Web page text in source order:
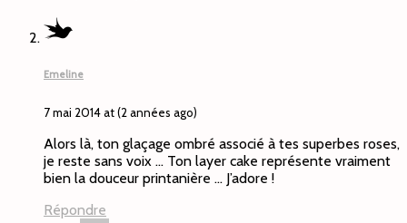
Emeline
7 mai 2014 at (2 années ago)
Alors là, ton glaçage ombré associé à tes superbes roses,
je reste sans voix … Ton layer cake représente vraiment
bien la douceur printanière … J’adore !
Répondre